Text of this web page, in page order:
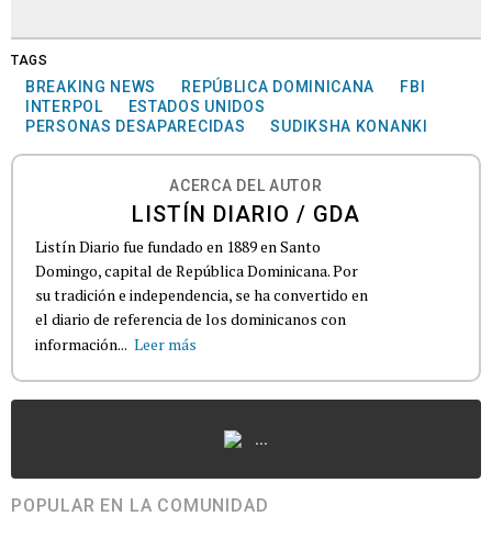
TAGS
BREAKING NEWS REPÚBLICA DOMINICANA
FBI
INTERPOL
ESTADOS UNIDOS
PERSONAS DESAPARECIDAS
SUDIKSHA KONANKI
ACERCA DEL AUTOR
LISTÍN DIARIO / GDA
Listín Diario fue fundado en 1889 en Santo
Domingo, capital de República Dominicana. Por
su tradición e independencia, se ha convertido en
el diario de referencia de los dominicanos con
información... Leer más
...
POPULAR EN LA COMUNIDAD